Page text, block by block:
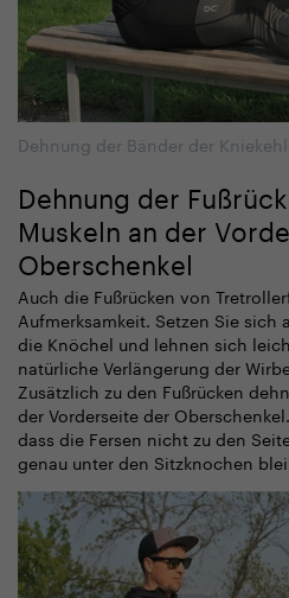
Dehnung der Bänder der
Dehnung der
Muskeln an der
Oberschenkel
Auch die Fußrücken von
Aufmerksamkeit. Setzen Sie sich
die Knöchel und lehnen sich
natürliche Verlängerung der
Zusätzlich zu den Fußrücken
der Vorderseite der
dass die Fersen nicht zu den
genau unter den Sitzknochen